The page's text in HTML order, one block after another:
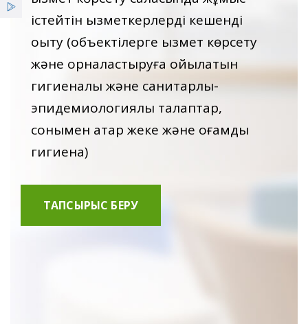
Қызметтер
Жеңілдіктер
Жаңалықтар
істейтін қызметкерлерді кешенді
оқыту (объектілерге қызмет көрсету
және орналастыруға қойылатын
гигиеналық және санитарлық-
эпидемиологиялық талаптар,
сонымен қатар жеке және қоғамдық
гигиена)
ТАПСЫРЫС БЕРУ